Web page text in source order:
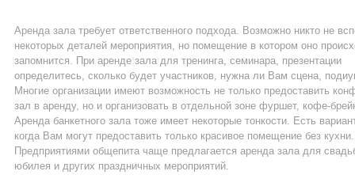
Аренда зала требует ответственного подхода. Возможно никто не
некоторых деталей мероприятия, но помещение в котором оно
запомнится. При аренде зала для тренинга, семинара, презентации
определитесь, сколько будет участников, нужна ли Вам сцена,
Многие организации имеют возможность не только предоставить
зал в аренду, но и организовать в отдельной зоне фуршет, кофе-
Аренда банкетного зала тоже имеет некоторые тонкости. Есть
когда Вам могут предоставить только красивое помещение без кухни.
Предприятиями общепита чаще предлагается аренда зала для
юбилея и других праздничных мероприятий.